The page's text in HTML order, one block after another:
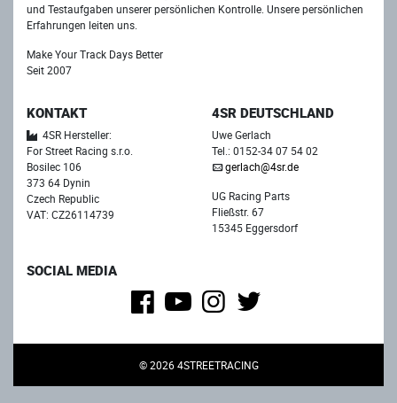
und Testaufgaben unserer persönlichen Kontrolle. Unsere persönlichen
Erfahrungen leiten uns.
Make Your Track Days Better
Seit 2007
KONTAKT
4SR Hersteller:
For Street Racing s.r.o.
Bosilec 106
373 64 Dynin
Czech Republic
VAT: CZ26114739
4SR DEUTSCHLAND
Uwe Gerlach
Tel.: 0152-34 07 54 02
gerlach@4sr.de
UG Racing Parts
Fließstr. 67
15345 Eggersdorf
SOCIAL MEDIA
© 2026 4STREETRACING